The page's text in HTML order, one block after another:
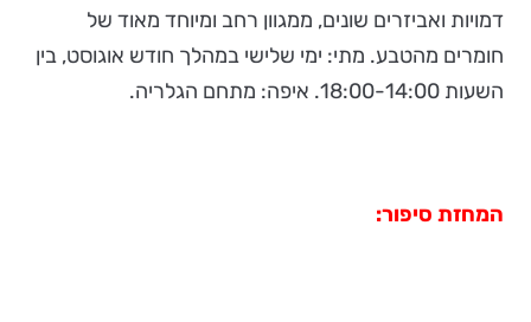
דמויות ואביזרים שונים, ממגוון רחב ומיוחד מאוד של
חומרים מהטבע. מתי: ימי שלישי במהלך חודש אוגוסט, בין
השעות 18:00-14:00. איפה: מתחם הגלריה.
המחזת סיפור: